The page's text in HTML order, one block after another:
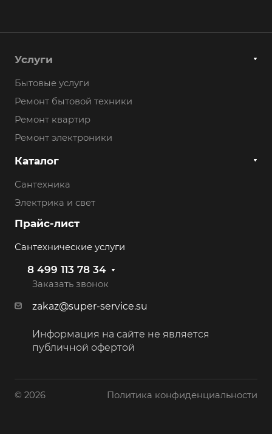
Услуги
Бытовые услуги
Ремонт бытовой техники
Ремонт квартир
Ремонт электроники
Каталог
Сантехника
Электрика и свет
Прайс-лист
Сантехнические услуги
8 499 113 78 34
Заказать звонок
zakaz@super-service.su
Информация на сайте не является
публичной офертой
© 2026 Политика конфиденциальности